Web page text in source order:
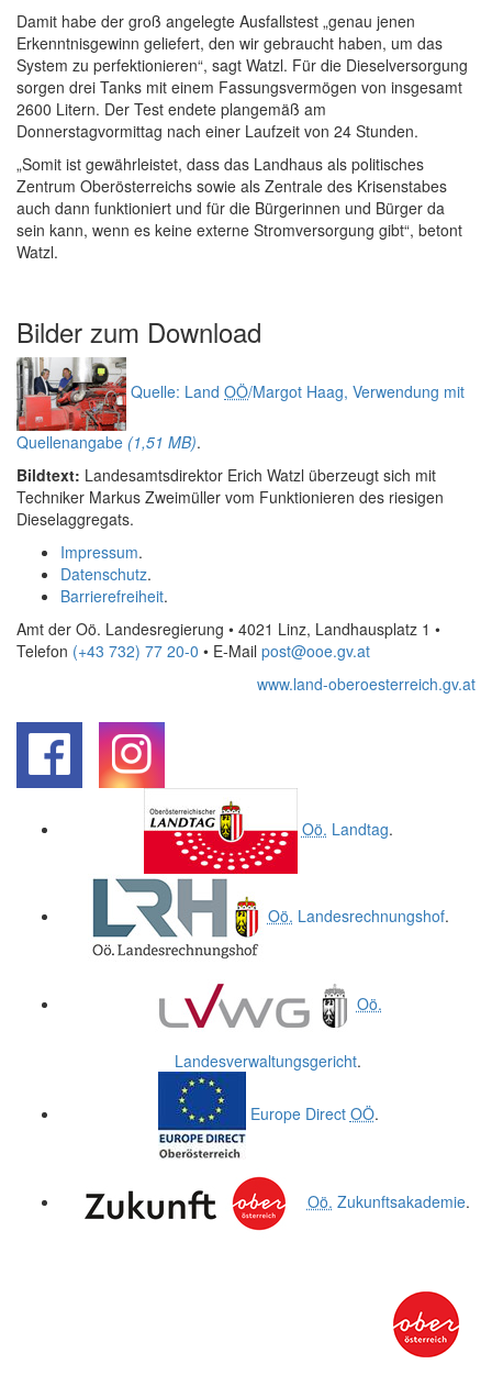
Damit habe der groß angelegte Ausfallstest „genau jenen
Erkenntnisgewinn geliefert, den wir gebraucht haben, um das
System zu perfektionieren“, sagt Watzl. Für die Dieselversorgung
sorgen drei Tanks mit einem Fassungsvermögen von insgesamt
2600 Litern. Der Test endete plangemäß am
Donnerstagvormittag nach einer Laufzeit von 24 Stunden.
„Somit ist gewährleistet, dass das Landhaus als politisches
Zentrum Oberösterreichs sowie als Zentrale des Krisenstabes
auch dann funktioniert und für die Bürgerinnen und Bürger da
sein kann, wenn es keine externe Stromversorgung gibt“, betont
Watzl.
Bilder zum Download
Quelle: Land OÖ/Margot Haag, Verwendung mit
Quellenangabe (1,51 MB).
Bildtext: Landesamtsdirektor Erich Watzl überzeugt sich mit
Techniker Markus Zweimüller vom Funktionieren des riesigen
Dieselaggregats.
Impressum.
Datenschutz.
Barrierefreiheit.
Amt der Oö. Landesregierung • 4021 Linz, Landhausplatz 1 •
Telefon (+43 732) 77 20-0 • E-Mail post@ooe.gv.at
www.land-oberoesterreich.gv.at
Oö. Landtag.
Oö. Landesrechnungshof.
Oö.
Landesverwaltungsgericht.
Europe Direct OÖ.
Oö. Zukunftsakademie.